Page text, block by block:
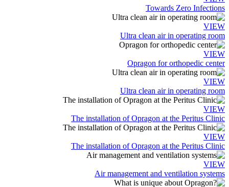
Towards Zero Infections
VIEW
Ultra clean air in operating room
VIEW
Opragon for orthopedic center
VIEW
Ultra clean air in operating room
VIEW
The installation of Opragon at the Peritus Clinic
VIEW
The installation of Opragon at the Peritus Clinic
VIEW
Air management and ventilation systems